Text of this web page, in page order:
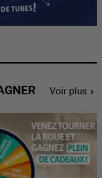
Voir plus